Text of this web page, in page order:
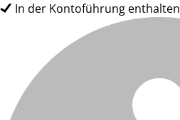
In der Kontoführung enthalten